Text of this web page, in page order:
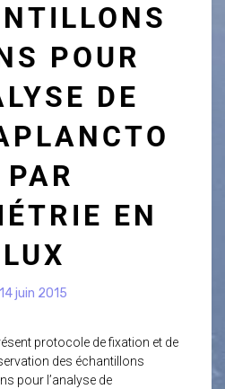
POUR
DE
EN
14 juin 2015
protocole de fixation et de
des échantillons
pour l’analyse de